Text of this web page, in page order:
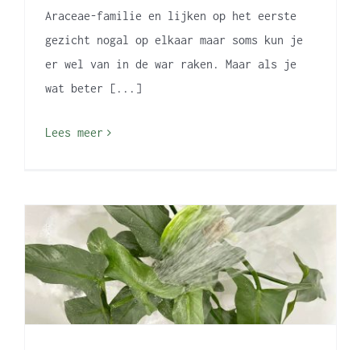
Araceae-familie en lijken op het eerste
gezicht nogal op elkaar maar soms kun je
er wel van in de war raken. Maar als je
wat beter [...]
Lees meer